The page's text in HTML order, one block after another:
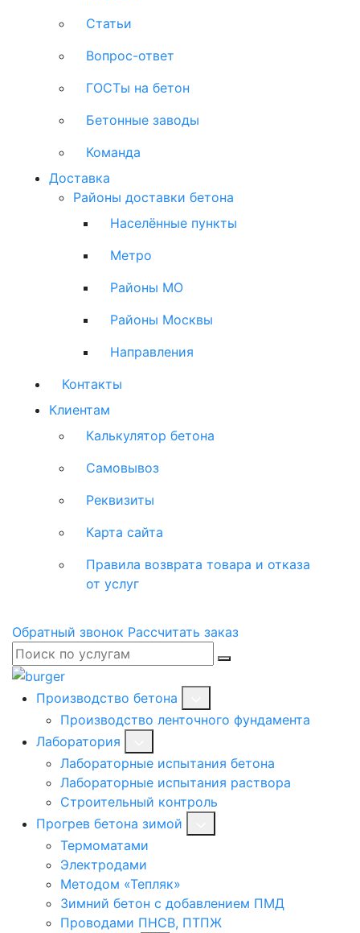
Статьи
Вопрос-ответ
ГОСТы на бетон
Бетонные заводы
Команда
Доставка
Районы доставки бетона
Населённые пункты
Метро
Районы МО
Районы Москвы
Направления
Контакты
Клиентам
Калькулятор бетона
Самовывоз
Реквизиты
Карта сайта
Правила возврата товара и отказа
от услуг
Обратный звонок Рассчитать заказ
Производство бетона
Производство ленточного фундамента
Лаборатория
Лабораторные испытания бетона
Лабораторные испытания раствора
Строительный контроль
Прогрев бетона зимой
Термоматами
Электродами
Методом «Тепляк»
Зимний бетон с добавлением ПМД
Проводами ПНСВ, ПТПЖ